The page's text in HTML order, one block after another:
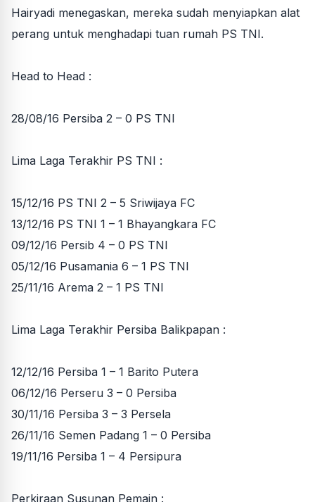
Hairyadi menegaskan, mereka sudah menyiapkan alat
perang untuk menghadapi tuan rumah PS TNI.
Head to Head :
28/08/16 Persiba 2 – 0 PS TNI
Lima Laga Terakhir PS TNI :
15/12/16 PS TNI 2 – 5 Sriwijaya FC
13/12/16 PS TNI 1 – 1 Bhayangkara FC
09/12/16 Persib 4 – 0 PS TNI
05/12/16 Pusamania 6 – 1 PS TNI
25/11/16 Arema 2 – 1 PS TNI
Lima Laga Terakhir Persiba Balikpapan :
12/12/16 Persiba 1 – 1 Barito Putera
06/12/16 Perseru 3 – 0 Persiba
30/11/16 Persiba 3 – 3 Persela
26/11/16 Semen Padang 1 – 0 Persiba
19/11/16 Persiba 1 – 4 Persipura
Perkiraan Susunan Pemain :